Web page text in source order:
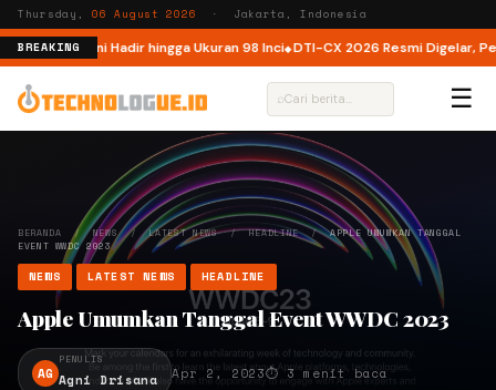
Thursday,06 August 2026 · Jakarta, Indonesia
BREAKINGKini Hadir hingga Ukuran 98 Inci DTI-CX 2026 Resmi Digelar,
⌕ ☰
BERANDA /NEWS/LATEST NEWS/HEADLINE/APPLE UMUMKAN TANGGAL
EVENT WWDC 2023
NEWS LATEST NEWS HEADLINE
Apple Umumkan Tanggal Event WWDC 2023
AG
PENULIS
Agni Drisana Apr 2, 2023⏱ 3 menit baca